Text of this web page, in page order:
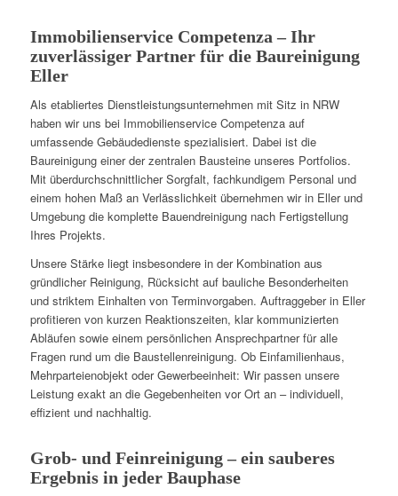
Immobilienservice Competenza – Ihr
zuverlässiger Partner für die Baureinigung
Eller
Als etabliertes Dienstleistungsunternehmen mit Sitz in NRW
haben wir uns bei Immobilienservice Competenza auf
umfassende Gebäudedienste spezialisiert. Dabei ist die
Baureinigung einer der zentralen Bausteine unseres Portfolios.
Mit überdurchschnittlicher Sorgfalt, fachkundigem Personal und
einem hohen Maß an Verlässlichkeit übernehmen wir in Eller und
Umgebung die komplette Bauendreinigung nach Fertigstellung
Ihres Projekts.
Unsere Stärke liegt insbesondere in der Kombination aus
gründlicher Reinigung, Rücksicht auf bauliche Besonderheiten
und striktem Einhalten von Terminvorgaben. Auftraggeber in Eller
profitieren von kurzen Reaktionszeiten, klar kommunizierten
Abläufen sowie einem persönlichen Ansprechpartner für alle
Fragen rund um die Baustellenreinigung. Ob Einfamilienhaus,
Mehrparteienobjekt oder Gewerbeeinheit: Wir passen unsere
Leistung exakt an die Gegebenheiten vor Ort an – individuell,
effizient und nachhaltig.
Grob- und Feinreinigung – ein sauberes
Ergebnis in jeder Bauphase